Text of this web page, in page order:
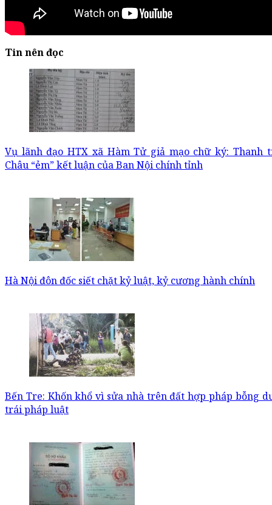
Tin nên đọc
Vụ lãnh đạo HTX xã Hàm Tử giả mạo chữ ký: Thanh
Châu “ẻm” kết luận của Ban Nội chính tỉnh
Hà Nội đôn đốc siết chặt kỷ luật, kỷ cương hành chính
Bến Tre: Khốn khổ vì sửa nhà trên đất hợp pháp bỗng
trái pháp luật